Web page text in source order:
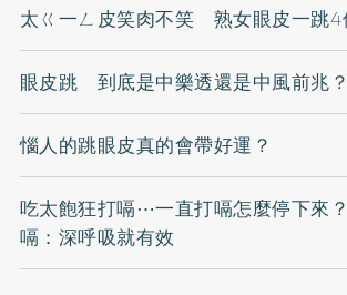
太ㄍ一ㄥ皮笑肉不笑 熟女眼皮一跳4
眼皮跳 到底是中樂透還是中風前兆？
惱人的跳眼皮真的會帶好運？
吃太飽狂打嗝⋯一直打嗝怎麼停下來
嗝：深呼吸就有效